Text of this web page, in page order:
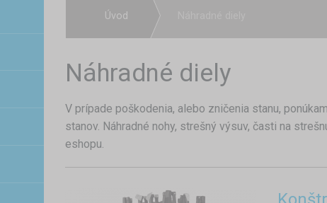
Úvod
Náhradné diely
V prípade poškodenia, alebo zničenia stanu,
stanov. Náhradné nohy, strešný výsuv, časti na
eshopu.